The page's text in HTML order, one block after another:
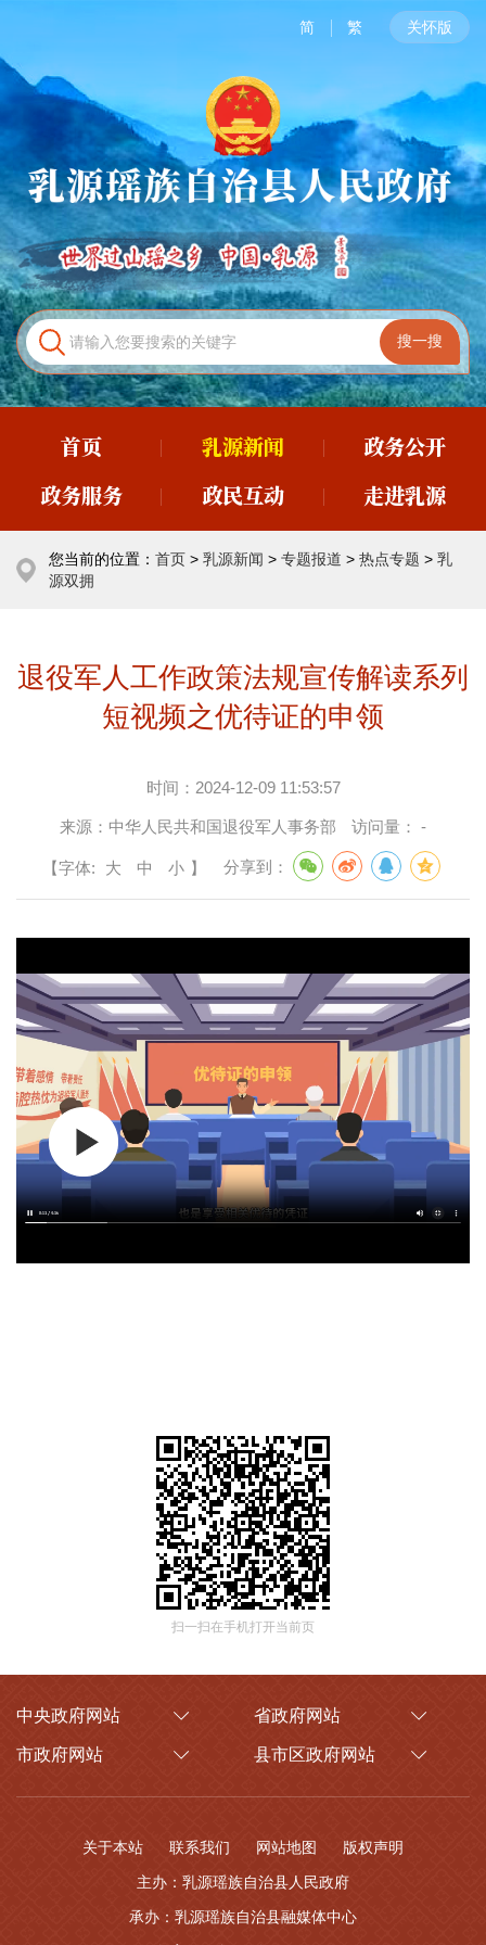
简 繁 关怀版
首页 乳源新闻
政务公开
政务服务
政民互动 走进乳源
您当前的位置： 首页 > 乳源新闻 > 专题报道 > 热点专题 > 乳
源双拥
退役军人工作政策法规宣传解读系列
短视频之优待证的申领
时间： 2024-12-09 11:53:57
来源： 中华人民共和国退役军人事务部 访问量： -
【字体: 大 中 小 】 分享到：
扫一扫在手机打开当前页
中央政府网站 省政府网站
市政府网站 县市区政府网站
关于本站 联系我们 网站地图
版权声明
主办：乳源瑶族自治县人民政府
承办：乳源瑶族自治县融媒体中心